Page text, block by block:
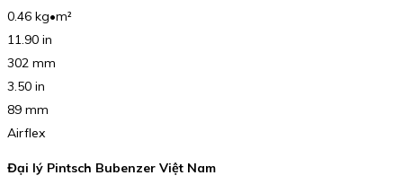
0.46 kg•m²
11.90 in
302 mm
3.50 in
89 mm
Airflex
Đại lý Pintsch Bubenzer Việt Nam